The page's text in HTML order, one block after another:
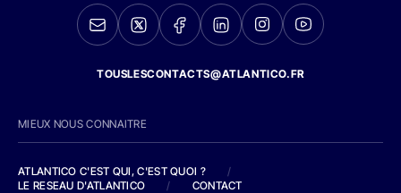
TOUSLESCONTACTS@ATLANTICO.FR
MIEUX NOUS CONNAITRE
ATLANTICO C'EST QUI, C'EST QUOI ?
/
LE RESEAU D'ATLANTICO
/ CONTACT